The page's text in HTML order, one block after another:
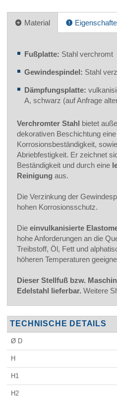
Material
Fußplatte: Stahl verchromt
Gewindespindel: Stahl
Dämpfungsplatte:
A, schwarz (auf Anfrage
Verchromter Stahl bietet
dekorativen Beschichtung
Korrosionsbeständigkeit,
Abriebfestigkeit. Er zeichnet
Beständigkeit und durch eine
Reinigung aus.
Die Verzinkung der
hohen Korrosionsschutz.
Die einvulkanisierte
hohe Anforderungen an die
Treibstoff, Öl, Fett und
höheren Temperaturen
Dieser Stellfuß bzw.
Edelstahl lieferbar. Weitere
TECHNISCHE DETAILS
Ø D
H
H1
H2